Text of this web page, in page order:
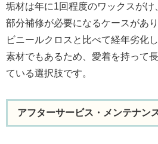
垢材は年に1回程度のワックスが
部分補修が必要になるケースがあ
ビニールクロスと比べて経年劣化
素材でもあるため、愛着を持って
ている選択肢です。
アフターサービス・メンテナン